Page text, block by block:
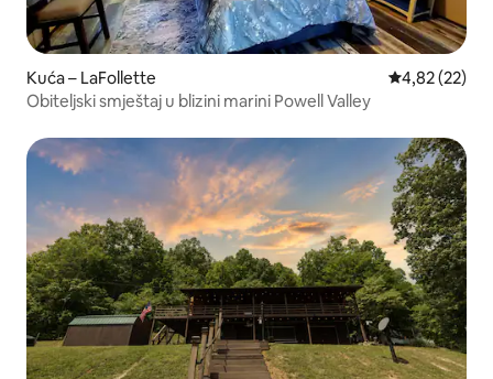
Kuća – LaFollette Prosječna
4,82 (22)
Obiteljski smještaj u blizini marini Powell Valley